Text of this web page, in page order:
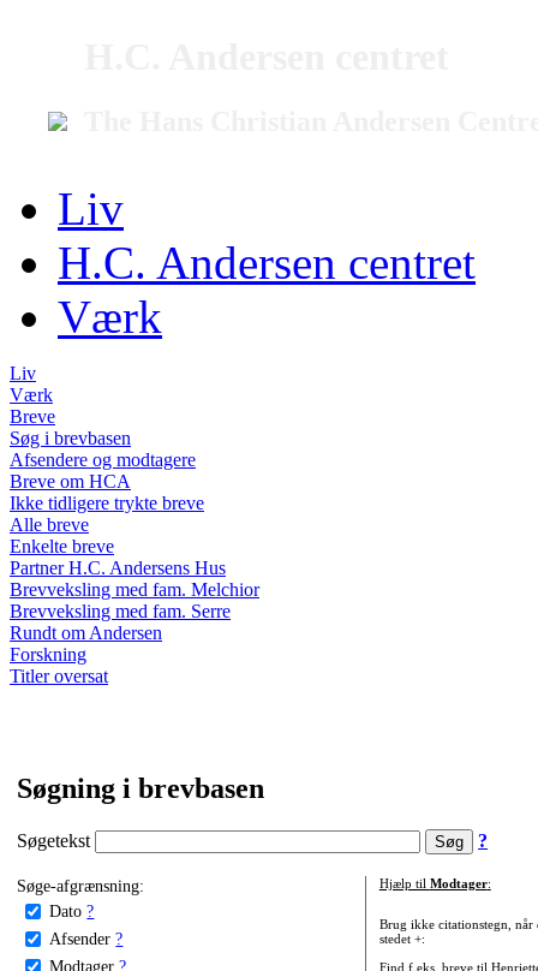
Liv
H.C. Andersen centret
Værk
Liv
Værk
Breve
Søg i brevbasen
Afsendere og modtagere
Breve om HCA
Ikke tidligere trykte breve
Alle breve
Enkelte breve
Partner H.C. Andersens Hus
Brevveksling med fam. Melchior
Brevveksling med fam. Serre
Rundt om Andersen
Forskning
Titler oversat
Søgning i brevbasen
Søgetekst ?
Søge-afgrænsning:
Dato ?
Afsender ?
Modtager ?
Hjælp til Modtager:
Brug ikke citationstegn, når
stedet +:
Find f.eks. breve til